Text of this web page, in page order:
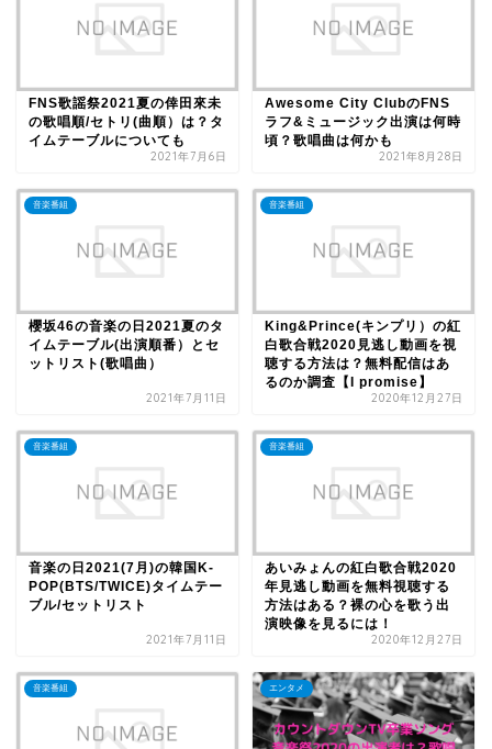
FNS歌謡祭2021夏の倖田來未
の歌唱順/セトリ(曲順）は？タ
イムテーブルについても
2021年7月6日
Awesome City ClubのFNS
ラフ&ミュージック出演は何時
頃？歌唱曲は何かも
2021年8月28日
音楽番組
櫻坂46の音楽の日2021夏のタ
イムテーブル(出演順番）とセ
ットリスト(歌唱曲）
2021年7月11日
音楽番組
King&Prince(キンプリ）の紅
白歌合戦2020見逃し動画を視
聴する方法は？無料配信はあ
るのか調査【I promise】
2020年12月27日
音楽番組
音楽の日2021(7月)の韓国K-
POP(BTS/TWICE)タイムテー
ブル/セットリスト
2021年7月11日
音楽番組
あいみょんの紅白歌合戦2020
年見逃し動画を無料視聴する
方法はある？裸の心を歌う出
演映像を見るには！
2020年12月27日
音楽番組 エンタメ